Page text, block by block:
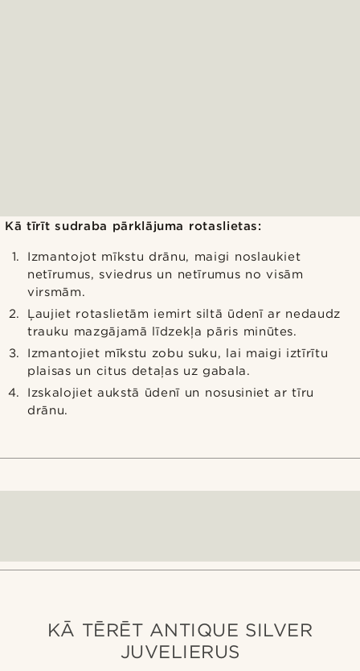
Kā tīrīt sudraba pārklājuma rotaslietas:
Izmantojot mīkstu drānu, maigi noslaukiet
netīrumus, sviedrus un netīrumus no visām
virsmām.
Ļaujiet rotaslietām iemirt siltā ūdenī ar nedaudz
trauku mazgājamā līdzekļa pāris minūtes.
Izmantojiet mīkstu zobu suku, lai maigi iztīrītu
plaisas un citus detaļas uz gabala.
Izskalojiet aukstā ūdenī un nosusiniet ar tīru
drānu.
KĀ TĒRĒT ANTIQUE SILVER
JUVELIERUS